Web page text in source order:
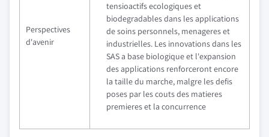
Perspectives
d'avenir
tensioactifs ecologiques et
biodegradables dans les applications
de soins personnels, menageres et
industrielles. Les innovations dans les
SAS a base biologique et l'expansion
des applications renforceront encore
la taille du marche, malgre les defis
poses par les couts des matieres
premieres et la concurrence